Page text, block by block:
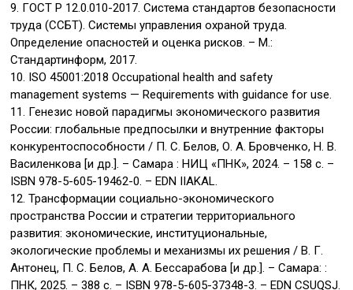
9. ГОСТ Р 12.0.010-2017. Система стандартов безопасности
труда (ССБТ). Системы управления охраной труда.
Определение опасностей и оценка рисков. – М.:
Стандартинформ, 2017.
10. ISO 45001:2018 Occupational health and safety
management systems — Requirements with guidance for use.
11. Генезис новой парадигмы экономического развития
Росcии: глобальные предпосылки и внутренние факторы
конкурентоспособности / П. С. Белов, О. А. Бровченко, Н. В.
Василенкова [и др.]. – Самара : НИЦ «ПНК», 2024. – 158 с. –
ISBN 978-5-605-19462-0. – EDN IIAKAL.
12. Трансформации социально-экономического
пространства России и стратегии территориального
развития: экономические, институциональные,
экологические проблемы и механизмы их решения / В. Г.
Антонец, П. С. Белов, А. А. Бессарабова [и др.]. – Самара: :
ПНК, 2025. – 388 с. – ISBN 978-5-605-37348-3. – EDN CSUQSJ.